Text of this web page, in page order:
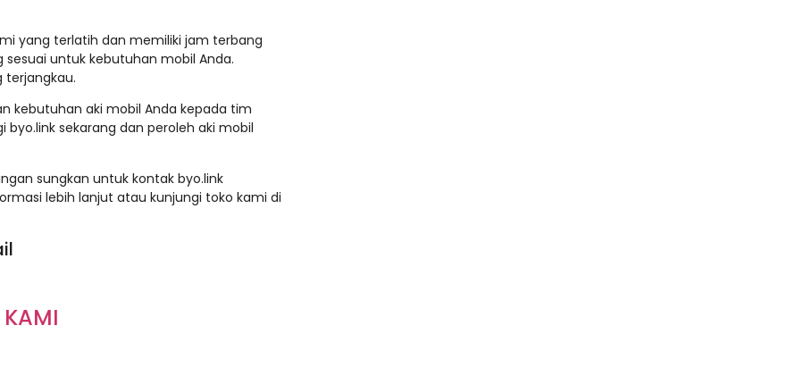
yang terlatih dan memiliki jam terbang
untuk kebutuhan mobil Anda.
terjangkau.
kebutuhan aki mobil Anda kepada tim
byo.link sekarang dan peroleh aki mobil
sungkan untuk kontak byo.link
lebih lanjut atau kunjungi toko kami di